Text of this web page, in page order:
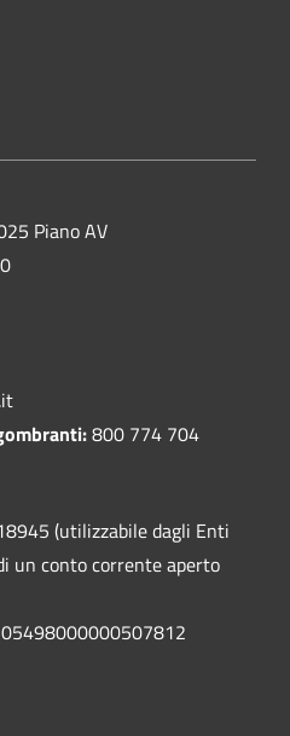
Piano AV
800 774 704
(utilizzabile dagli Enti
un conto corrente aperto